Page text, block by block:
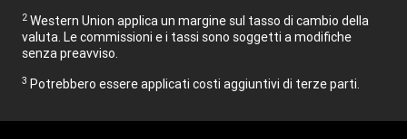
2 Western Union applica un margine sul tasso di cambio della
valuta. Le commissioni e i tassi sono soggetti a modifiche
senza preavviso.
3 Potrebbero essere applicati costi aggiuntivi di terze parti.